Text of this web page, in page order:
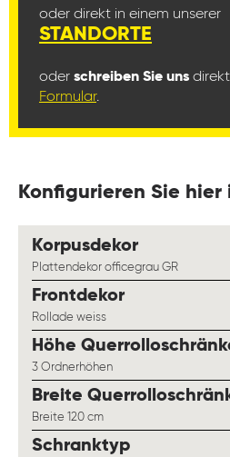
oder direkt in einem unserer
STANDORTE
oder schreiben Sie uns
Formular.
Konfigurieren Sie hier
Korpusdekorauswählen
Plattendekor officegrau GR
Frontdekorauswählen
Rollade weiss
Höhe
3 Ordnerhöhen
Breite
Breite 120 cm
Schranktypauswählen